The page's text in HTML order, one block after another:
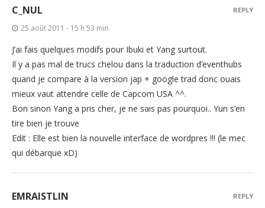
C_NUL
25 août 2011 - 15 h 53 min
J’ai fais quelques modifs pour Ibuki et Yang surtout.
Il y a pas mal de trucs chelou dans la traduction d’eventhubs
quand je compare à la version jap + google trad donc ouais
mieux vaut attendre celle de Capcom USA ^^.
Bon sinon Yang a pris cher, je ne sais pas pourquoi.. Yun s’en
tire bien je trouve
Edit : Elle est bien la nouvelle interface de wordpres !!! (le mec
qui débarque xD)
REPLY
EMRAISTLIN REPLY